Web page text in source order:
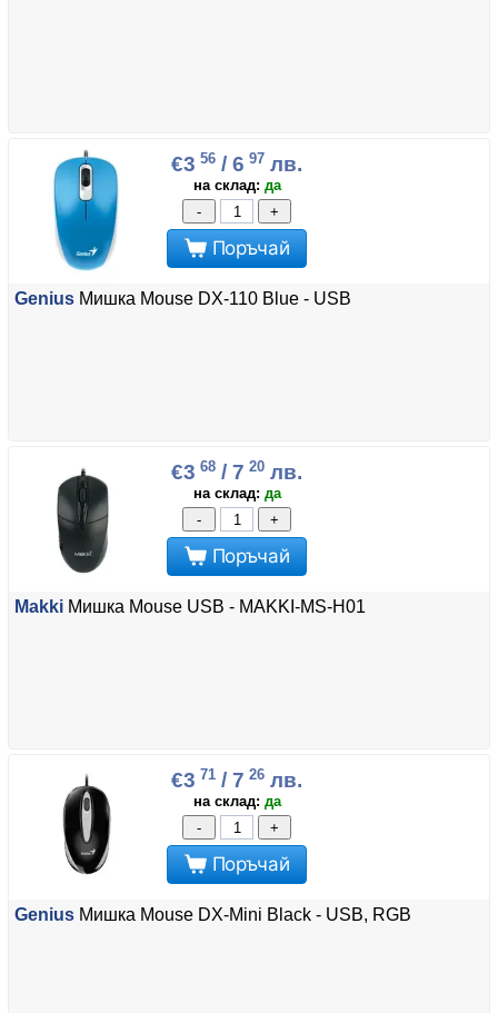
€3 56 / 6 97 лв.
на склад: да
-
+
Поръчай
Genius Мишка Mouse DX-110 Blue - USB
€3 68 / 7 20 лв.
на склад: да
-
+
Поръчай
Makki Мишка Mouse USB - MAKKI-MS-H01
€3 71 / 7 26 лв.
на склад: да
-
+
Поръчай
Genius Мишка Mouse DX-Mini Black - USB, RGB